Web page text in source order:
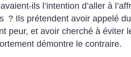
ils l’intention d’aller à
? Ils prétendent avoir appelé
peur, et avoir cherché à éviter
démontre le contraire.